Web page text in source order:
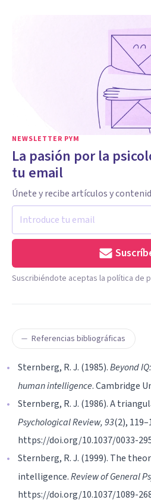
NEWSLETTER PYM
La pasión por la
tu email
Únete y recibe artículos y
Suscribiéndote aceptas la política de
Referencias bibliográficas
Sternberg, R. J. (1985).Beyond
human intelligence. Cambridge
Sternberg, R. J. (1986). A
Psychological Review, 93(2),
https://doi.org/10.1037/0033-
Sternberg, R. J. (1999). The
intelligence.Review of General
https://doi.org/10.1037/1089-